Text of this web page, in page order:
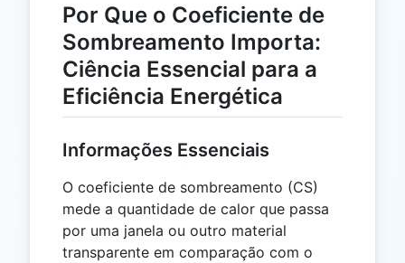
Por Que o Coeficiente de
Sombreamento Importa:
Ciência Essencial para a
Eficiência Energética
Informações Essenciais
O coeficiente de sombreamento (CS)
mede a quantidade de calor que passa
por uma janela ou outro material
transparente em comparação com o